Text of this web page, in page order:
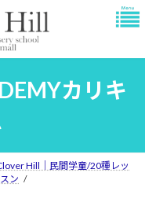
カリキ
Hill｜民間学童/20種レッ
ン